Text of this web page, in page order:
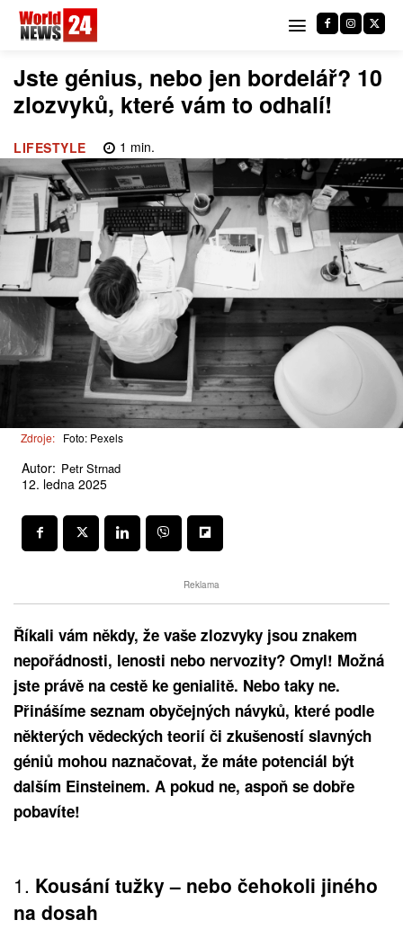
Jste génius, nebo jen bordelář? 10
zlozvyků, které vám to odhalí!
LIFESTYLE 1 min.
Zdroje: Foto: Pexels
Autor: Petr Strnad
12. ledna 2025
Reklama
Říkali vám někdy, že vaše zlozvyky jsou znakem
nepořádnosti, lenosti nebo nervozity? Omyl! Možná
jste právě na cestě ke genialitě. Nebo taky ne.
Přinášíme seznam obyčejných návyků, které podle
některých vědeckých teorií či zkušeností slavných
géniů mohou naznačovat, že máte potenciál být
dalším Einsteinem. A pokud ne, aspoň se dobře
pobavíte!
1. Kousání tužky – nebo čehokoli jiného
na dosah